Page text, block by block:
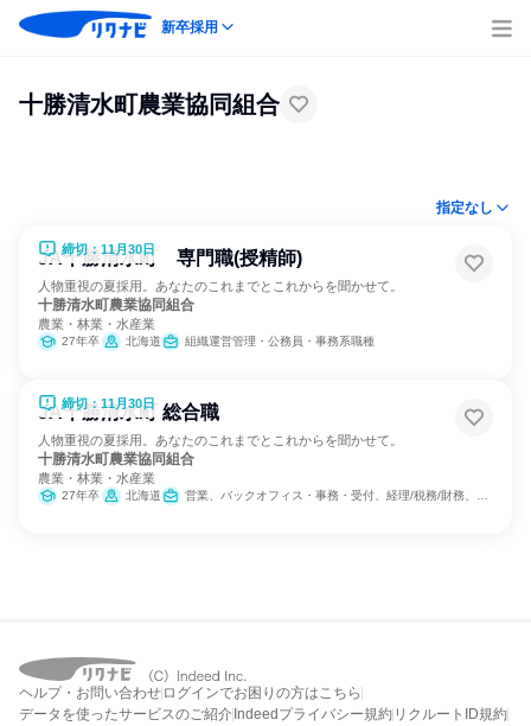
新卒採用
十勝清水町農業協同組合
指定なし
締切：11月30日
JA十勝清水町 専門職(授精師)
人物重視の夏採用。あなたのこれまでとこれからを聞かせて。
十勝清水町農業協同組合
農業・林業・水産業
27年卒 北海道 組織運営管理・公務員・事務系職種
締切：11月30日
JA十勝清水町 総合職
人物重視の夏採用。あなたのこれまでとこれからを聞かせて。
十勝清水町農業協同組合
農業・林業・水産業
27年卒 北海道 営業、バックオフィス・事務・受付、経理/税務/財務、組織運営管理・公務員・事務系職種、農林水産鉱業職種
ヘルプ・お問い合わせ ログインでお困りの方はこちら
データを使ったサービスのご紹介 Indeedプライバシー規約 リクルートID規約